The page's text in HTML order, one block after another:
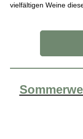
vielfältigen Weine